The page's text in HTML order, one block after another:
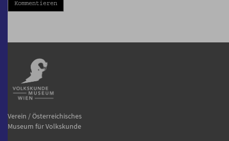
Kommentieren
Verein / Österreichisches
Museum für Volkskunde